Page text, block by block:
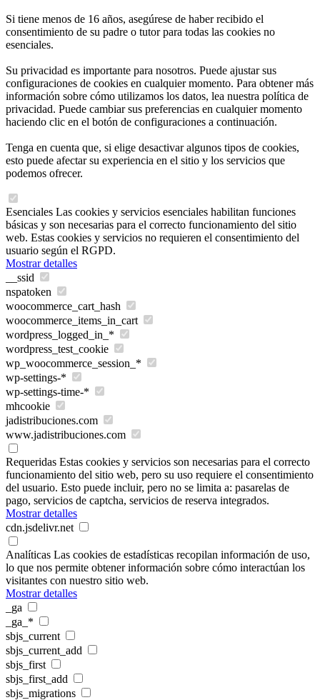
Si tiene menos de 16 años, asegúrese de haber recibido el
consentimiento de su padre o tutor para todas las cookies no
esenciales.
Su privacidad es importante para nosotros. Puede ajustar sus
configuraciones de cookies en cualquier momento. Para obtener más
información sobre cómo utilizamos los datos, lea nuestra política de
privacidad. Puede cambiar sus preferencias en cualquier momento
haciendo clic en el botón de configuraciones a continuación.
Tenga en cuenta que, si elige desactivar algunos tipos de cookies,
esto puede afectar su experiencia en el sitio y los servicios que
podemos ofrecer.
Esenciales Las cookies y servicios esenciales habilitan funciones
básicas y son necesarias para el correcto funcionamiento del sitio
web. Estas cookies y servicios no requieren el consentimiento del
usuario según el RGPD.
Mostrar detalles
__ssid
nspatoken
woocommerce_cart_hash
woocommerce_items_in_cart
wordpress_logged_in_*
wordpress_test_cookie
wp_woocommerce_session_*
wp-settings-*
wp-settings-time-*
mhcookie
jadistribuciones.com
www.jadistribuciones.com
Requeridas Estas cookies y servicios son necesarias para el correcto
funcionamiento del sitio web, pero su uso requiere el consentimiento
del usuario. Esto puede incluir, pero no se limita a: pasarelas de
pago, servicios de captcha, servicios de reserva integrados.
Mostrar detalles
cdn.jsdelivr.net
Analíticas Las cookies de estadísticas recopilan información de uso,
lo que nos permite obtener información sobre cómo interactúan los
visitantes con nuestro sitio web.
Mostrar detalles
_ga
_ga_*
sbjs_current
sbjs_current_add
sbjs_first
sbjs_first_add
sbjs_migrations